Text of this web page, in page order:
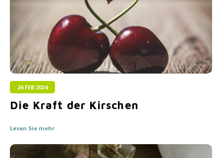
26 FEB 2024
Die Kraft der Kirschen
Lesen Sie mehr